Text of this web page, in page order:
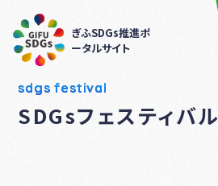
ぎふSDGs推進ポ
ータルサイト
sdgs festival
SDGsフェスティバル